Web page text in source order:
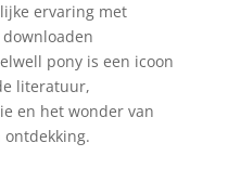
ervaring met
pony is een icoon
literatuur,
en het wonder van